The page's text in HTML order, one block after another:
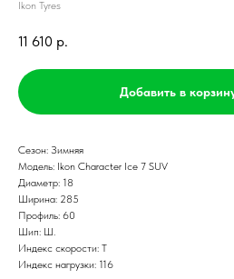
Ikon Tyres
11 610 р.
Добавить в
Сезон: Зимняя
Модель: Ikon Character Ice 7 SUV
Диаметр: 18
Ширина: 285
Профиль: 60
Шип: Ш.
Индекс скорости: T
Индекс нагрузки: 116